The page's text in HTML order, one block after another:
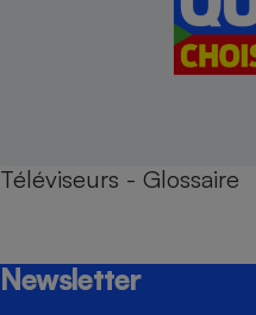
Téléviseurs - Glossaire
Newsletter